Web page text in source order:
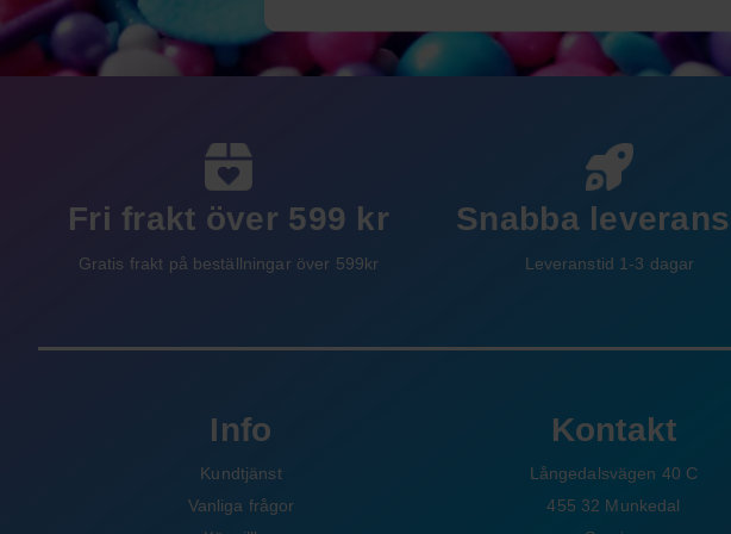
Fri frakt över 599 kr
Gratis frakt på beställningar över 599kr
Snabba
Leveranstid 1-3 dagar
Info
Kundtjänst
Vanliga frågor
Kontakt
Långedalsvägen 40 C
455 32 Munkedal